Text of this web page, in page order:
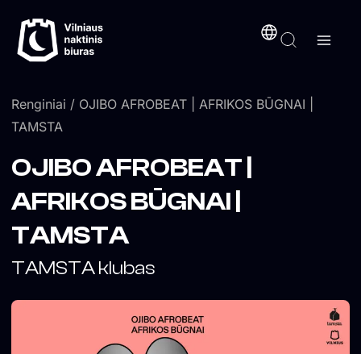
prie
turinio
Renginiai / OJIBO AFROBEAT | AFRIKOS BŪGNAI |
TAMSTA
OJIBO AFROBEAT |
AFRIKOS BŪGNAI |
TAMSTA
TAMSTA klubas